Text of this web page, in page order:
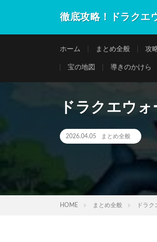
徹底攻略！ドラクエ
ホーム まとめ全般 攻
宝の地図 導きのかけら
ドラクエウ
2026.04.05 まとめ全般
HOME まとめ全般 ドラ